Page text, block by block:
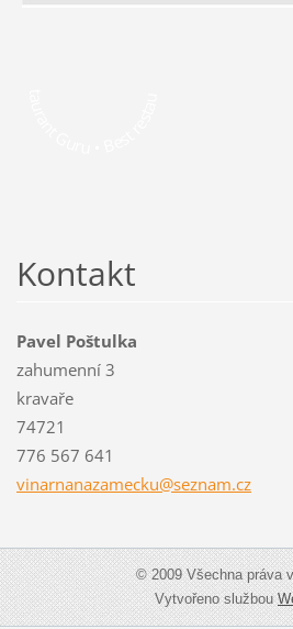
Kontakt
Pavel Poštulka
zahumenní 3
kravaře
74721
776 567 641
vinarnanazamecku@seznam.cz
© 2009 Všechna práva
Vytvořeno službou